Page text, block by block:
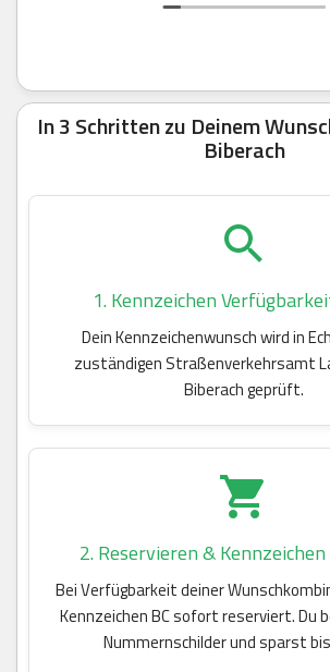
In 3 Schritten zu Deinem
Biberach
1. Kennzeichen
Dein Kennzeichenwunsch wird in
zuständigen Straßenverkehrsamt
Biberach geprüft.
2. Reservieren &
Bei Verfügbarkeit deiner
Kennzeichen BC sofort reserviert. Du
Nummernschilder und sparst bis